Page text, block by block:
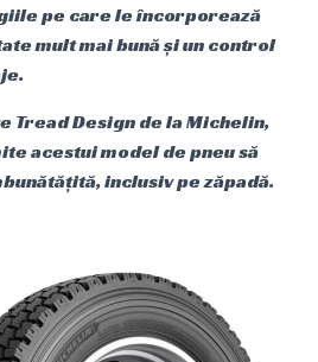
pe care le încorporează
mult mai bună și un control
Tread Design de la Michelin,
acestui model de pneu să
inclusiv pe zăpadă.